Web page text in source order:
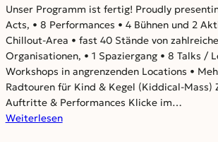
Unser Programm ist fertig! Proudly
Acts, • 8 Performances • 4 Bühnen und 2
Chillout-Area • fast 40 Stände von
Organisationen, • 1 Spaziergang • 8 Talks /
Workshops in angrenzenden Locations •
Radtouren für Kind & Kegel (Kiddical-Mass)
Auftritte & Performances Klicke im…
Weiterlesen: